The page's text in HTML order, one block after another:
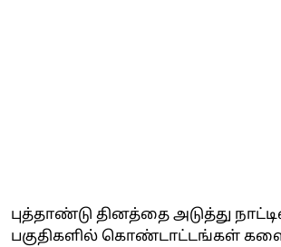
புத்தாண்டு தினத்தை அடுத்து
பகுதிகளில் கொண்டாட்டங்கள்